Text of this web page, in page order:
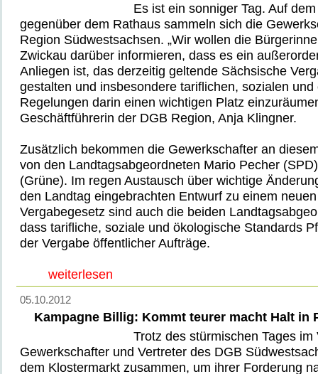
Es ist ein sonniger Tag. Auf
gegenüber dem Rathaus sammeln sich die
Region Südwestsachsen. „Wir wollen die
Zwickau darüber informieren, dass es ein
Anliegen ist, das derzeitig geltende Sächsische
gestalten und insbesondere tariflichen, sozialen und
Regelungen darin einen wichtigen Platz
Geschäftführerin der DGB Region, Anja Klingner.
Zusätzlich bekommen die Gewerkschafter an
von den Landtagsabgeordneten Mario Pecher
(Grüne). Im regen Austausch über wichtige
den Landtag eingebrachten Entwurf zu einem
Vergabegesetz sind auch die beiden
dass tarifliche, soziale und ökologische Standards
der Vergabe öffentlicher Aufträge.
weiterlesen
05.10.2012
Kampagne Billig: Kommt teurer macht Halt in
Trotz des stürmischen Tages
Gewerkschafter und Vertreter des DGB
dem Klostermarkt zusammen, um ihrer Forderung